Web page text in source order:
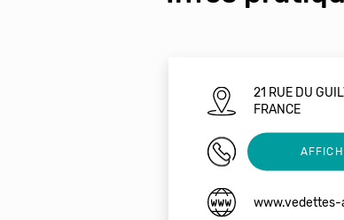
21 RUE DU
FRANCE
02 97 57 30 29
www.vedettes-